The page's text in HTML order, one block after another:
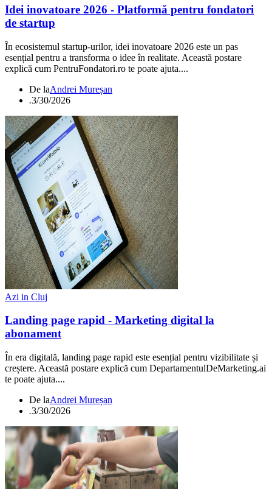
Idei inovatoare 2026 - Platformă pentru fondatori
de startup
În ecosistemul startup-urilor, idei inovatoare 2026 este un pas
esențial pentru a transforma o idee în realitate. Această postare
explică cum PentruFondatori.ro te poate ajuta....
De laAndrei Mureșan
.3/30/2026
Azi in Cluj
Landing page rapid - Marketing digital la
abonament
În era digitală, landing page rapid este esențial pentru vizibilitate și
creștere. Această postare explică cum DepartamentulDeMarketing.ai
te poate ajuta....
De laAndrei Mureșan
.3/30/2026